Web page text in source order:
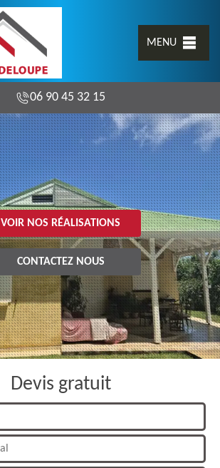
MENU
06 90 45 32 15
VOIR NOS RÉALISATIONS
CONTACTEZ NOUS
Devis gratuit